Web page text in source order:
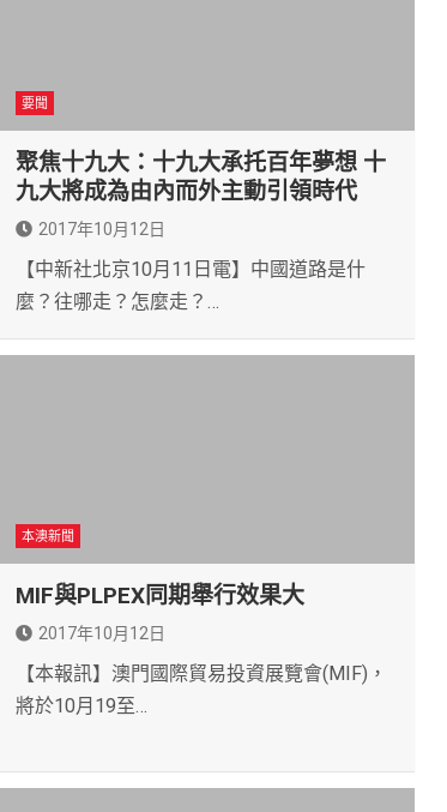
要聞
聚焦十九大：十九大承托百年夢想 十
九大將成為由內而外主動引領時代
2017年10月12日
【中新社北京10月11日電】中國道路是什
麼？往哪走？怎麼走？…
本澳新聞
MIF與PLPEX同期舉行效果大
2017年10月12日
【本報訊】澳門國際貿易投資展覽會(MIF)，
將於10月19至…